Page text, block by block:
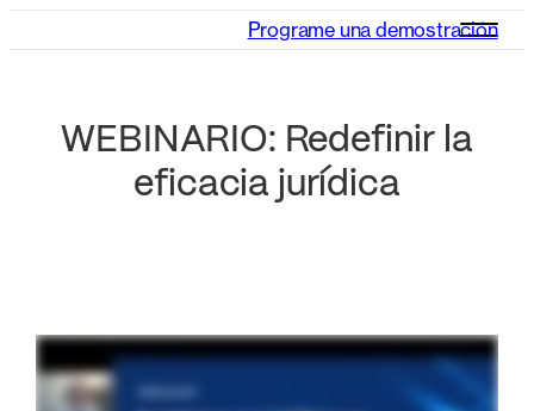
Programe una demostración
WEBINARIO: Redefinir la
eficacia jurídica